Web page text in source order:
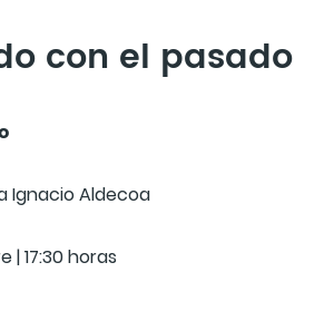
con el pasado
Ignacio Aldecoa
| 17:30 horas